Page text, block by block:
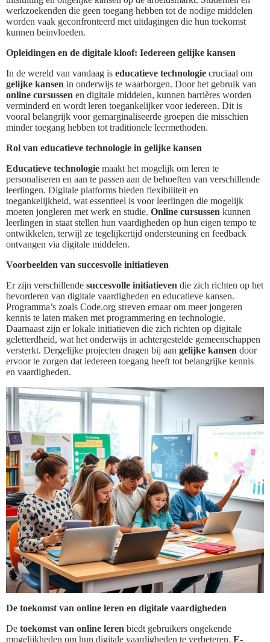
werkzoekenden die geen toegang hebben tot de nodige middelen
worden vaak geconfronteerd met uitdagingen die hun toekomst
kunnen beïnvloeden.
Opleidingen en de digitale kloof: Iedereen gelijke kansen
In de wereld van vandaag is educatieve technologie cruciaal om
gelijke kansen in onderwijs te waarborgen. Door het gebruik van
online cursussen en digitale middelen, kunnen barrières worden
verminderd en wordt leren toegankelijker voor iedereen. Dit is
vooral belangrijk voor gemarginaliseerde groepen die misschien
minder toegang hebben tot traditionele leermethoden.
Rol van educatieve technologie in gelijke kansen
Educatieve technologie maakt het mogelijk om leren te
personaliseren en aan te passen aan de behoeften van verschillende
leerlingen. Digitale platforms bieden flexibiliteit en
toegankelijkheid, wat essentieel is voor leerlingen die mogelijk
moeten jongleren met werk en studie. Online cursussen kunnen
leerlingen in staat stellen hun vaardigheden op hun eigen tempo te
ontwikkelen, terwijl ze tegelijkertijd ondersteuning en feedback
ontvangen via digitale middelen.
Voorbeelden van succesvolle initiatieven
Er zijn verschillende succesvolle initiatieven die zich richten op het
bevorderen van digitale vaardigheden en educatieve kansen.
Programma’s zoals Code.org streven ernaar om meer jongeren
kennis te laten maken met programmering en technologie.
Daarnaast zijn er lokale initiatieven die zich richten op digitale
geletterdheid, wat het onderwijs in achtergestelde gemeenschappen
versterkt. Dergelijke projecten dragen bij aan gelijke kansen door
ervoor te zorgen dat iedereen toegang heeft tot belangrijke kennis
en vaardigheden.
De toekomst van online leren en digitale vaardigheden
De toekomst van online leren biedt gebruikers ongekende
mogelijkheden om hun digitale vaardigheden te verbeteren. E-